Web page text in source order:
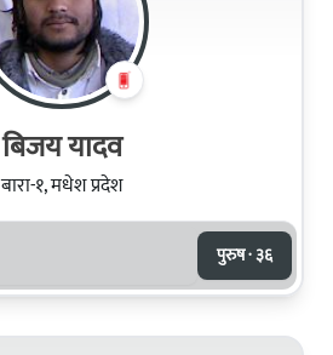
बिजय यादव
बारा-१, मधेश प्रदेश
पुरुष · ३६